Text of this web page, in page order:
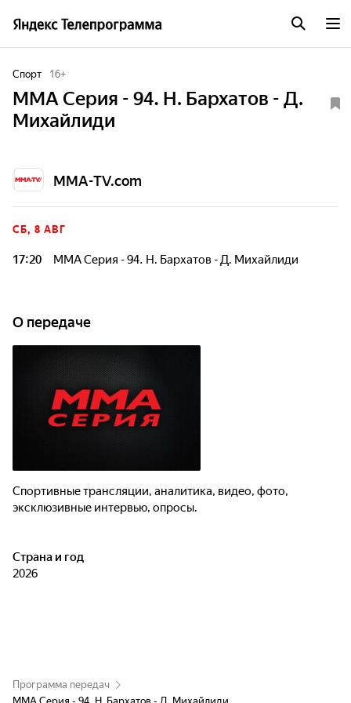
Спорт 16+
ММА Серия - 94. Н. Бархатов - Д.
Михайлиди
MMA-TV.com
СБ, 8 АВГ
17:20 ММА Серия - 94. Н. Бархатов - Д. Михайлиди
О передаче
Спортивные трансляции, аналитика, видео, фото,
эксклюзивные интервью, опросы.
Страна и год
2026
Программа передач